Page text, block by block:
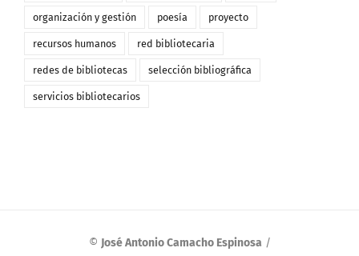
organización y gestión poesía proyecto
recursos humanos red bibliotecaria
redes de bibliotecas selección bibliográfica
servicios bibliotecarios
© José Antonio Camacho Espinosa /